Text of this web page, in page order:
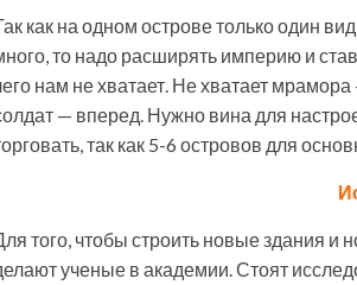
как на одном острове только один
то надо расширять империю и
нам не хватает. Не хватает
— вперед. Нужно вина для
так как 5-6 островов для
того, чтобы строить новые здания и
ученые в академии. Стоят